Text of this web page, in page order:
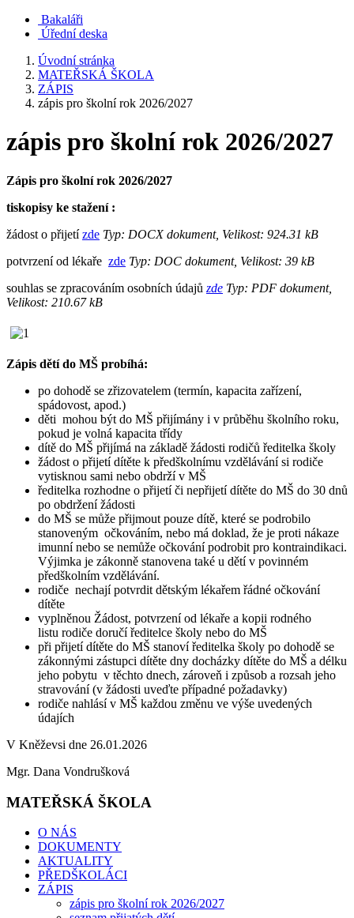
Bakaláři
Úřední deska
Úvodní stránka
MATEŘSKÁ ŠKOLA
ZÁPIS
zápis pro školní rok 2026/2027
zápis pro školní rok 2026/2027
Zápis pro školní rok 2026/2027
tiskopisy ke stažení :
žádost o přijetízde Typ: DOCX dokument, Velikost: 924.31 kB
potvrzení od lékaře zde Typ: DOC dokument, Velikost: 39 kB
souhlas se zpracováním osobních údajů zde Typ: PDF dokument,
Velikost: 210.67 kB
Zápis dětí do MŠ probíhá:
po dohodě se zřizovatelem (termín, kapacita zařízení,
spádovost, apod.)
děti mohou být do MŠ přijímány i v průběhu školního roku,
pokud je volná kapacita třídy
dítě do MŠ přijímá na základě žádosti rodičů ředitelka školy
žádost o přijetí dítěte k předškolnímu vzdělávání si rodiče
vytisknou sami nebo obdrží v MŠ
ředitelka rozhodne o přijetí či nepřijetí dítěte do MŠ do 30 dnů
po obdržení žádosti
do MŠ se může přijmout pouze dítě, které se podrobilo
stanoveným očkováním, nebo má doklad, že je proti nákaze
imunní nebo se nemůže očkování podrobit pro kontraindikaci.
Výjimka je zákonně stanovena také u dětí v povinném
předškolním vzdělávání.
rodiče nechají potvrdit dětským lékařem řádné očkování
dítěte
vyplněnou Žádost, potvrzení od lékaře a kopii rodného
listu rodiče doručí ředitelce školy nebo do MŠ
při přijetí dítěte do MŠ stanoví ředitelka školy po dohodě se
zákonnými zástupci dítěte dny docházky dítěte do MŠ a délku
jeho pobytu v těchto dnech, zároveň i způsob a rozsah jeho
stravování (v žádosti uveďte případné požadavky)
rodiče nahlásí v MŠ každou změnu ve výše uvedených
údajích
V Kněževsi dne 26.01.2026
Mgr. Dana Vondrušková
MATEŘSKÁ ŠKOLA
O NÁS
DOKUMENTY
AKTUALITY
PŘEDŠKOLÁCI
ZÁPIS
zápis pro školní rok 2026/2027